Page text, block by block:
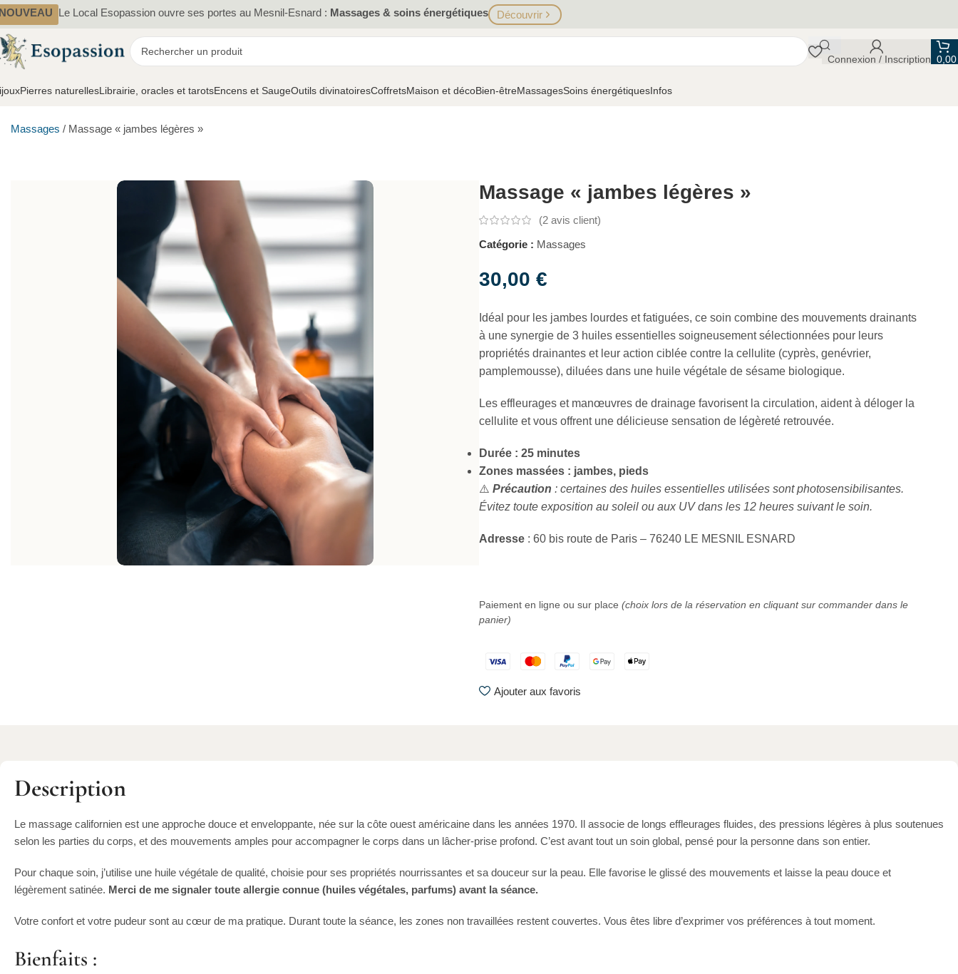
Le Local Esopassion ouvre ses portes au Mesnil-Esnard : Massages & soins énergétiques Découvrir
Connexion / Inscription
Pierres naturellesLibrairie, oracles et tarotsEncens et SaugeOutils divinatoiresCoffretsMaison et décoBien-êtreMassagesSoins énergétiquesInfos
Massages / Massage « jambes légères »
Massage « jambes légères »
(2 avis client)
Catégorie : Massages
30,00€
Idéal pour les jambes lourdes et fatiguées, ce soin combine des mouvements drainants
à une synergie de 3 huiles essentielles soigneusement sélectionnées pour leurs
propriétés drainantes et leur action ciblée contre la cellulite (cyprès, genévrier,
pamplemousse), diluées dans une huile végétale de sésame biologique.
Les effleurages et manœuvres de drainage favorisent la circulation, aident à déloger la
cellulite et vous offrent une délicieuse sensation de légèreté retrouvée.
Durée : 25 minutes
Zones massées : jambes, pieds
⚠️Précaution : certaines des huiles essentielles utilisées sont photosensibilisantes.
Évitez toute exposition au soleil ou aux UV dans les 12 heures suivant le soin.
Adresse : 60 bis route de Paris – 76240 LE MESNIL ESNARD
Paiement en ligne ou sur place(choix lors de la réservation en cliquant sur commander dans le
panier)
Ajouter aux favoris
Description
Le massage californien est une approche douce et enveloppante, née sur la côte ouest américaine dans les années 1970. Il associe de longs effleurages fluides, des pressions légères à plus soutenues
selon les parties du corps, et des mouvements amples pour accompagner le corps dans un lâcher-prise profond. C’est avant tout un soin global, pensé pour la personne dans son entier.
Pour chaque soin, j’utilise une huile végétale de qualité, choisie pour ses propriétés nourrissantes et sa douceur sur la peau. Elle favorise le glissé des mouvements et laisse la peau douce et
légèrement satinée. Merci de me signaler toute allergie connue (huiles végétales, parfums) avant la séance.
Votre confort et votre pudeur sont au cœur de ma pratique. Durant toute la séance, les zones non travaillées restent couvertes. Vous êtes libre d’exprimer vos préférences à tout moment.
Bienfaits :